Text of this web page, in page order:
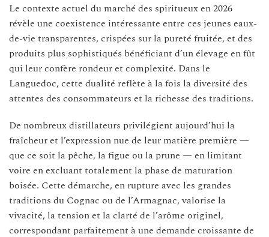
Le contexte actuel du marché des spiritueux en 2026
révèle une coexistence intéressante entre ces jeunes eaux-
de-vie transparentes, crispées sur la pureté fruitée, et des
produits plus sophistiqués bénéficiant d’un élevage en fût
qui leur confère rondeur et complexité. Dans le
Languedoc, cette dualité reflète à la fois la diversité des
attentes des consommateurs et la richesse des traditions.
De nombreux distillateurs privilégient aujourd’hui la
fraîcheur et l’expression nue de leur matière première —
que ce soit la pêche, la figue ou la prune — en limitant
voire en excluant totalement la phase de maturation
boisée. Cette démarche, en rupture avec les grandes
traditions du Cognac ou de l’Armagnac, valorise la
vivacité, la tension et la clarté de l’arôme originel,
correspondant parfaitement à une demande croissante de